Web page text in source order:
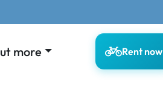
more Rent now